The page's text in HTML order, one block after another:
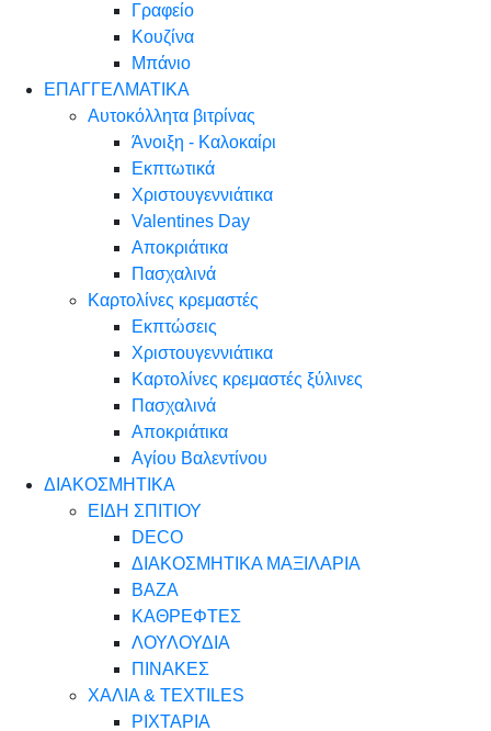
Γραφείο
Κουζίνα
Μπάνιο
ΕΠΑΓΓΕΛΜΑΤΙΚΑ
Αυτοκόλλητα βιτρίνας
Άνοιξη - Καλοκαίρι
Εκπτωτικά
Χριστουγεννιάτικα
Valentines Day
Αποκριάτικα
Πασχαλινά
Καρτολίνες κρεμαστές
Εκπτώσεις
Χριστουγεννιάτικα
Καρτολίνες κρεμαστές ξύλινες
Πασχαλινά
Αποκριάτικα
Αγίου Βαλεντίνου
ΔΙΑΚΟΣΜΗΤΙΚΑ
ΕΙΔΗ ΣΠΙΤΙΟΥ
DECO
ΔΙΑΚΟΣΜΗΤΙΚΑ ΜΑΞΙΛΑΡΙΑ
ΒΑΖΑ
ΚΑΘΡΕΦΤΕΣ
ΛΟΥΛΟΥΔΙΑ
ΠΙΝΑΚΕΣ
ΧΑΛΙΑ & TEXTILES
ΡΙΧΤΑΡΙΑ